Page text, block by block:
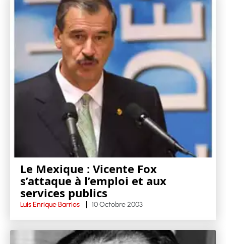
Le Mexique : Vicente Fox
s’attaque à l’emploi et aux
services publics
Luis Enrique Barrios 10 Octobre 2003